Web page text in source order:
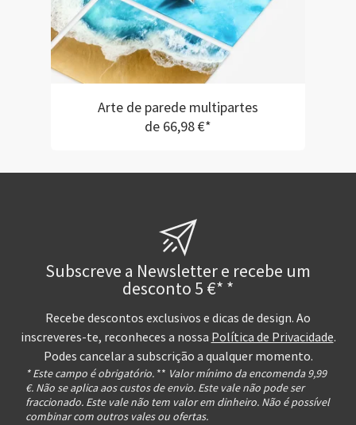
Arte de parede multipartes
de 66,98 €*
Subscreve a Newsletter e recebe um
desconto 5 €* *
Recebe descontos exclusivos e dicas de design. Ao
inscreveres-te, reconheces a nossa Política de Privacidade.
Podes cancelar a subscrição a qualquer momento.
* Este campo é obrigatório. ** Valor mínimo da encomenda 9,99
€. Não se aplica aos custos de envio. Este vale não pode ser
fraccionado. Este vale não tem valor em dinheiro. Não é possível
combinar com outros vales ou ofertas.